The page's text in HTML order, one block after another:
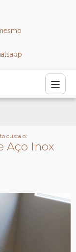
banheiro
custa corrimao de aco
Aço Inox